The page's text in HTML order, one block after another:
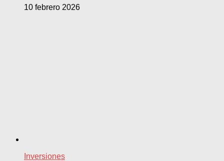
10 febrero 2026
Inversiones